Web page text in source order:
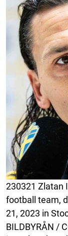
230321 Zlatan
football team,
21, 2023 in
BILDBYRÅN /